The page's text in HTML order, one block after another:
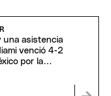
una asistencia
venció 4-2
por la